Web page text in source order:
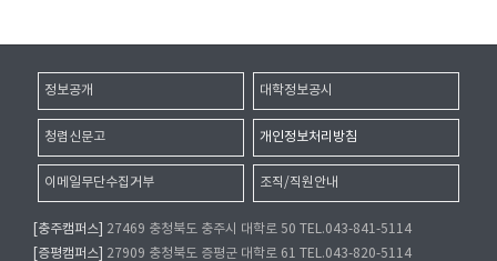
정보공개 대학정보공시
청렴신문고 개인정보처리방침
이메일무단수집거부 조직/직원안내
[충주캠퍼스]
27469 충청북도 충주시 대학로 50 TEL.043-841-5114
[증평캠퍼스]
27909 충청북도 증평군 대학로 61 TEL.043-820-5114